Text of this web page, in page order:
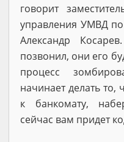
говорит
управления УМВД по
Александр
позвонил, они его
процесс
начинает делать то,
к банкомату,
сейчас вам придет